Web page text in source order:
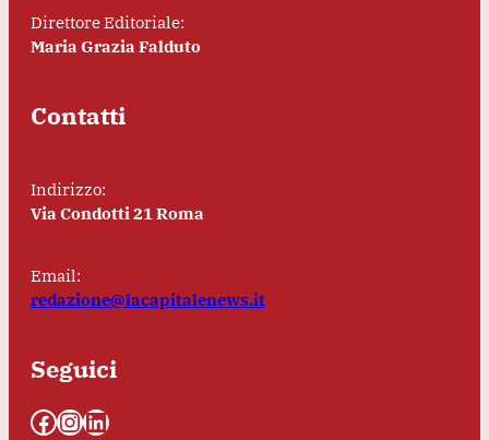
Direttore Editoriale:
Maria Grazia Falduto
Contatti
Indirizzo:
Via Condotti 21 Roma
Email:
redazione@lacapitalenews.it
Seguici
Facebook InstagramLinkedIn